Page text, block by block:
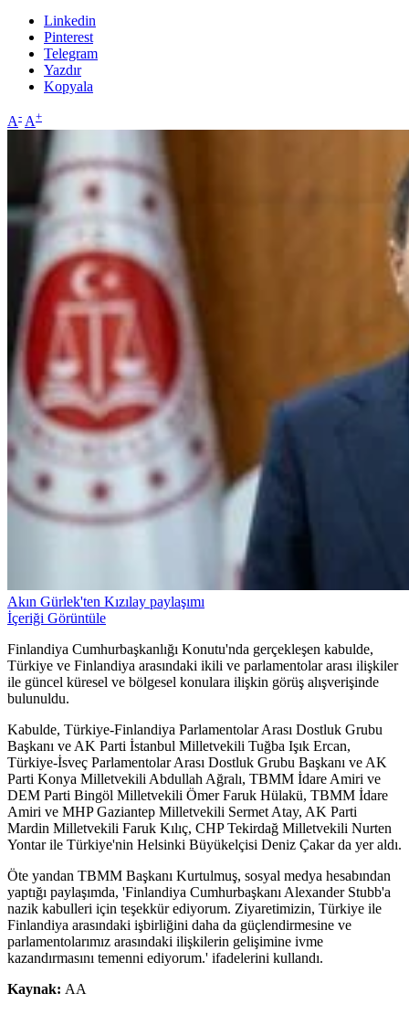
Linkedin
Pinterest
Telegram
Yazdır
Kopyala
A- A+
Akın Gürlek'ten Kızılay paylaşımı
İçeriği Görüntüle
Finlandiya Cumhurbaşkanlığı Konutu'nda gerçekleşen kabulde,
Türkiye ve Finlandiya arasındaki ikili ve parlamentolar arası ilişkiler
ile güncel küresel ve bölgesel konulara ilişkin görüş alışverişinde
bulunuldu.
Kabulde, Türkiye-Finlandiya Parlamentolar Arası Dostluk Grubu
Başkanı ve AK Parti İstanbul Milletvekili Tuğba Işık Ercan,
Türkiye-İsveç Parlamentolar Arası Dostluk Grubu Başkanı ve AK
Parti Konya Milletvekili Abdullah Ağralı, TBMM İdare Amiri ve
DEM Parti Bingöl Milletvekili Ömer Faruk Hülakü, TBMM İdare
Amiri ve MHP Gaziantep Milletvekili Sermet Atay, AK Parti
Mardin Milletvekili Faruk Kılıç, CHP Tekirdağ Milletvekili Nurten
Yontar ile Türkiye'nin Helsinki Büyükelçisi Deniz Çakar da yer aldı.
Öte yandan TBMM Başkanı Kurtulmuş, sosyal medya hesabından
yaptığı paylaşımda, 'Finlandiya Cumhurbaşkanı Alexander Stubb'a
nazik kabulleri için teşekkür ediyorum. Ziyaretimizin, Türkiye ile
Finlandiya arasındaki işbirliğini daha da güçlendirmesine ve
parlamentolarımız arasındaki ilişkilerin gelişimine ivme
kazandırmasını temenni ediyorum.' ifadelerini kullandı.
Kaynak: AA